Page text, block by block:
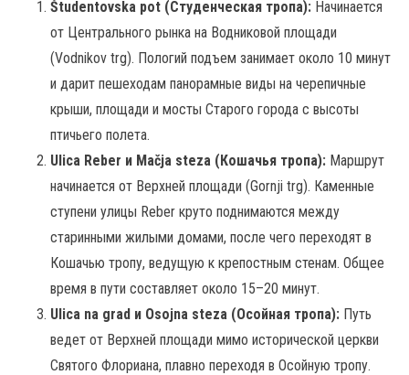
Študentovska pot (Студенческая тропа): Начинается
от Центрального рынка на Водниковой площади
(Vodnikov trg). Пологий подъем занимает около 10 минут
и дарит пешеходам панорамные виды на черепичные
крыши, площади и мосты Старого города с высоты
птичьего полета.
Ulica Reber и Mačja steza (Кошачья тропа): Маршрут
начинается от Верхней площади (Gornji trg). Каменные
ступени улицы Reber круто поднимаются между
старинными жилыми домами, после чего переходят в
Кошачью тропу, ведущую к крепостным стенам. Общее
время в пути составляет около 15–20 минут.
Ulica na grad и Osojna steza (Осойная тропа): Путь
ведет от Верхней площади мимо исторической церкви
Святого Флориана, плавно переходя в Осойную тропу.